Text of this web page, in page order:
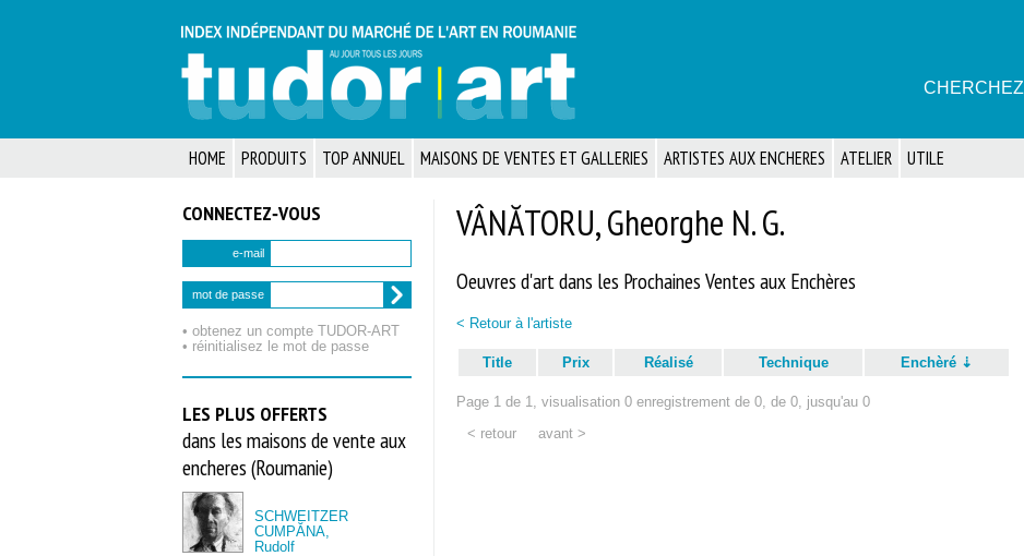
CHERCHEZ
HOME PRODUITS TOP ANNUEL MAISONS DE VENTES ET GALLERIES ARTISTES AUX ENCHERES ATELIER UTILE
CONNECTEZ‑VOUS
e-mail
mot de passe
• obtenez un compte TUDOR‑ART
• réinitialisez le mot de passe
LES PLUS OFFERTS
dans les maisons de vente aux
encheres (Roumanie)
SCHWEITZER
CUMPĂNA,
Rudolf
VÂNĂTORU, Gheorghe N. G.
Oeuvres d'art dans les Prochaines Ventes aux Enchères
< Retour à l'artiste
Title Prix Réalisé Technique Enchèré
Page 1 de 1, visualisation 0 enregistrement de 0, de 0, jusqu'au 0
< retour
avant >